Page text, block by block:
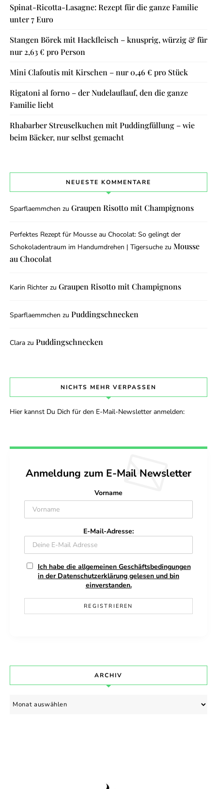
Spinat-Ricotta-Lasagne: Rezept für die ganze Familie
unter 7 Euro
Stangen Börek mit Hackfleisch – knusprig, würzig & für
nur 2,63 € pro Person
Mini Clafoutis mit Kirschen – nur 0,46 € pro Stück
Rigatoni al forno – der Nudelauflauf, den die ganze
Familie liebt
Rhabarber Streuselkuchen mit Puddingfüllung – wie
beim Bäcker, nur selbst gemacht
NEUESTE KOMMENTARE
Sparflaemmchen zu Graupen Risotto mit Champignons
Perfektes Rezept für Mousse au Chocolat: So gelingt der
Schokoladentraum im Handumdrehen | Tigersuche zu Mousse
au Chocolat
Karin Richter zu Graupen Risotto mit Champignons
Sparflaemmchen zu Puddingschnecken
Clara zu Puddingschnecken
NICHTS MEHR VERPASSEN
Hier kannst Du Dich für den E-Mail-Newsletter anmelden:
Anmeldung zum E-Mail Newsletter
Vorname
E-Mail-Adresse:
Ich habe die allgemeinen Geschäftsbedingungen
in der Datenschutzerklärung gelesen und bin
einverstanden.
ARCHIV
Archiv